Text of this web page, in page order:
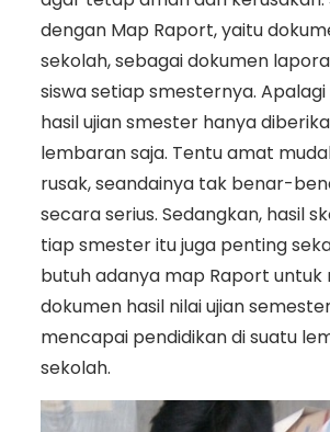
dengan Map Raport, yaitu
sekolah, sebagai dokumen
siswa setiap smesternya. Apalagi
hasil ujian smester hanya
lembaran saja. Tentu amat
rusak, seandainya tak benar-
secara serius. Sedangkan, hasil
tiap smester itu juga penting
butuh adanya map Raport untuk
dokumen hasil nilai ujian
mencapai pendidikan di suatu
sekolah.